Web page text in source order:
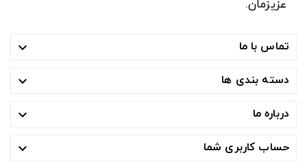
عزیزمان.
تماس با ما 
دسته بندی ها 
درباره ما 
حساب کاربری شما 